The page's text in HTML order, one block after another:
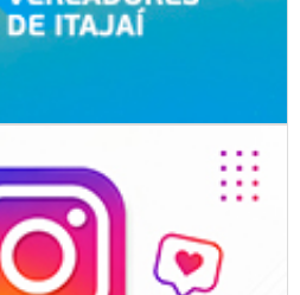
em evento sobre carreira na
conquista Pan-americano
Zilda Barbosa
sobre manipulação de